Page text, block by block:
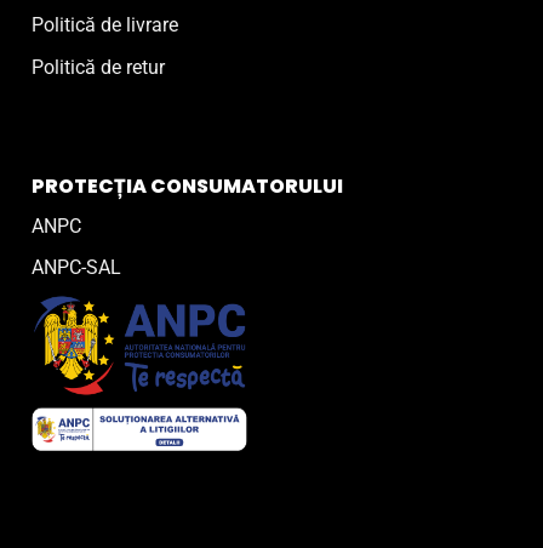
Politică de livrare
Politică de retur
PROTECȚIA CONSUMATORULUI
ANPC
ANPC-SAL